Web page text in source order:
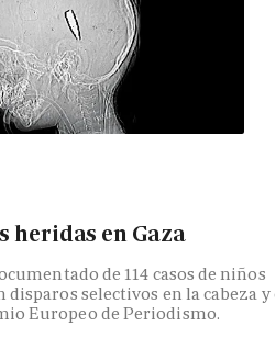
heridas en Gaza
de 114 casos de niños
selectivos en la cabeza y
Europeo de Periodismo.